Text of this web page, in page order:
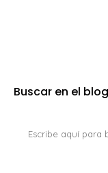
Buscar en el blog